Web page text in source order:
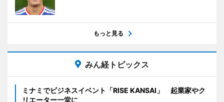
もっと見る
みん経トピックス
ミナミでビジネスイベント「RISE KANSAI」 起業家やク
リエーター一堂に